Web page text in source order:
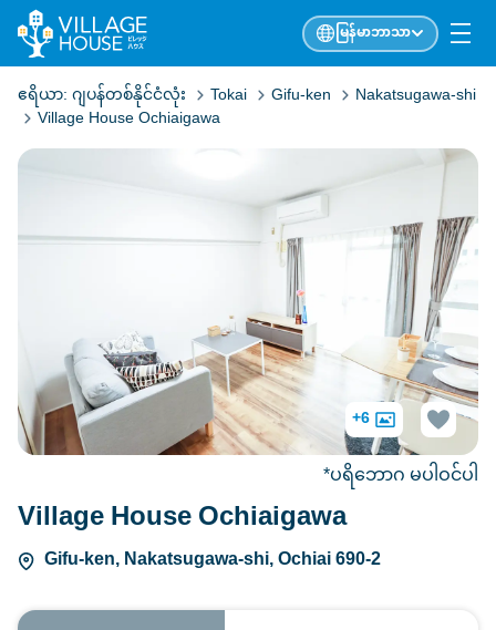
မြန်မာဘာသာ
ဧရိယာ:ဂျပန်တစ်နိုင်ငံလုံး Tokai Gifu-ken Nakatsugawa-shi
Village House Ochiaigawa
Village House Ochiaigawa
Gifu-ken, Nakatsugawa-shi, Ochiai 690-2
+6
*ပရိဘောဂ မပါဝင်ပါ